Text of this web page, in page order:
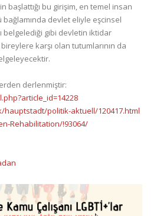
başlattığı bu girişim, en temel insan
bağlamında devlet eliyle eşcinsel
belgelediği gibi devletin iktidar
karşı olan tutumlarının da
derlenmiştir:
politik-aktuell/120417.html
Rehabilitation/!93064/